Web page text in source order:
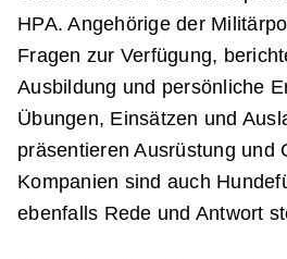
HPA. Angehörige der
Fragen zur Verfügung,
Ausbildung und persönliche
Übungen, Einsätzen und
präsentieren Ausrüstung und
Kompanien sind auch
ebenfalls Rede und Antwort